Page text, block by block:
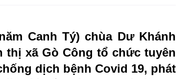
Canh Tý) chùa Dư Khánh
xã Gò Công tổ chức tuyên
dịch bệnh Covid 19, phát